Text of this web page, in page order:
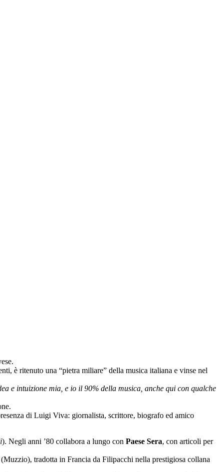
è ritenuto una “pietra miliare” della musica italiana e vinse nel
e intuizione mia, e io il 90% della musica, anche qui con qualche
di Luigi Viva: giornalista, scrittore, biografo ed amico
). Negli anni ’80 collabora a lungo con Paese Sera, con articoli per
(Muzzio), tradotta in Francia da Filipacchi nella prestigiosa collana